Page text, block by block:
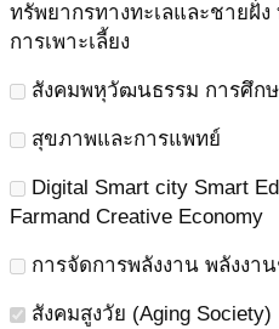
ทรัพยากรทางทะเลและชายฝั่
การเพาะเลี้ยง
สังคมพหุวัฒนธรรม การศึก
สุขภาพและการแพทย์
Digital Smart city Smart
Farmand Creative Economy
การจัดการพลังงาน พลังง
สังคมสูงวัย (Aging Society)